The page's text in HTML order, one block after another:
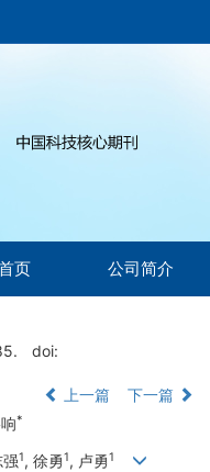
页 公司简介
doi:
上一篇
下一篇
*
1, 徐勇1, 卢勇1